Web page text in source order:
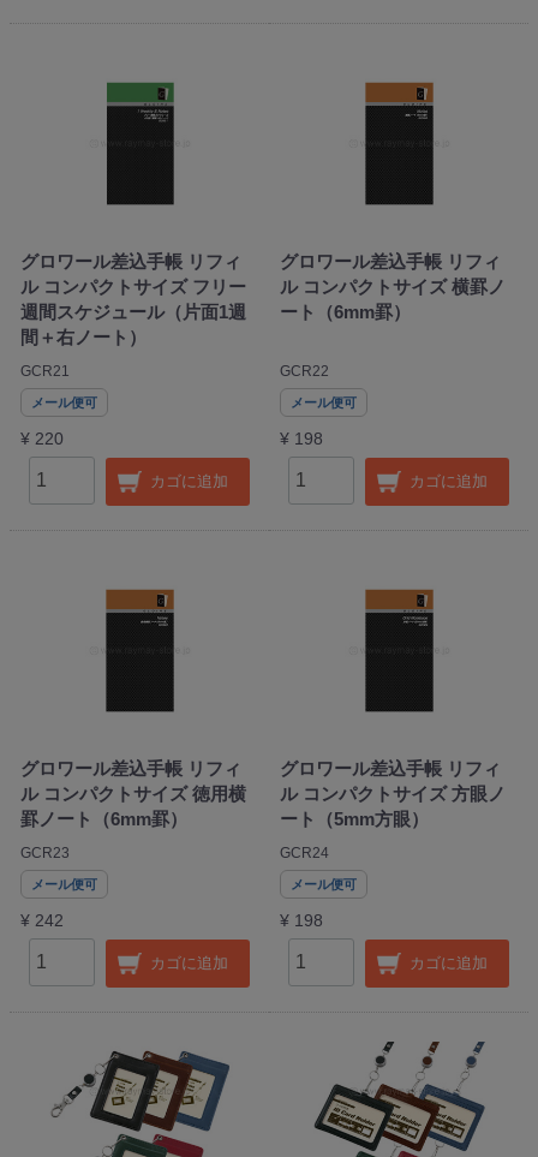
グロワール差込手帳 リフィ
ル コンパクトサイズ フリー
週間スケジュール（片面1週
間＋右ノート）
GCR21
メール便可
¥ 220
カゴに追加
グロワール差込手帳 リフィ
ル コンパクトサイズ 横罫ノ
ート（6mm罫）
GCR22
メール便可
¥ 198
カゴに追加
グロワール差込手帳 リフィ
ル コンパクトサイズ 徳用横
罫ノート（6mm罫）
GCR23
メール便可
¥ 242
カゴに追加
グロワール差込手帳 リフィ
ル コンパクトサイズ 方眼ノ
ート（5mm方眼）
GCR24
メール便可
¥ 198
カゴに追加